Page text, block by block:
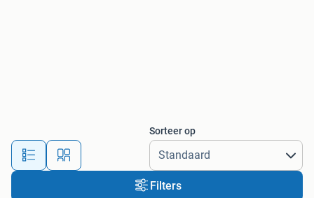
Sorteer op
Filters